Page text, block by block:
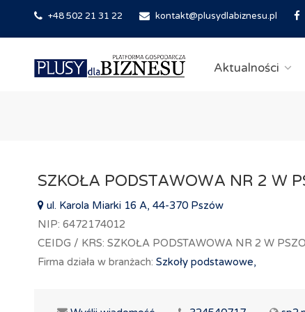
+48 502 21 31 22 kontakt@plusydlabiznesu.pl
Aktualności
SZKOŁA PODSTAWOWA NR 2 W
ul. Karola Miarki 16 A, 44-370 Pszów
NIP: 6472174012
CEIDG / KRS: SZKOŁA PODSTAWOWA NR 2 W
Firma działa w branżach: Szkoły podstawowe,